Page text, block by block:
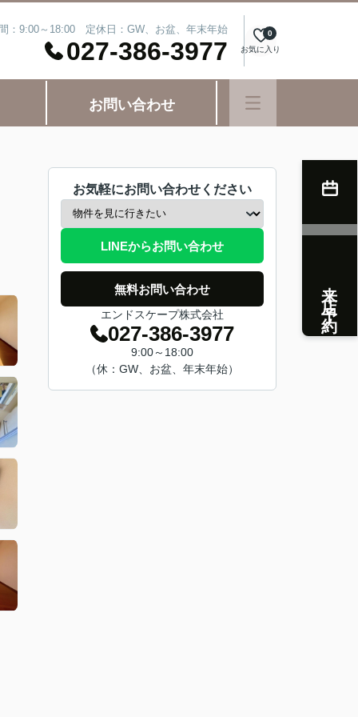
：9:00～18:00 定休日：GW、お盆、年末年始
027-386-3977 お気に入り
0
お問い合わせ
お気軽にお問い合わせください
LINEからお問い合わせ
無料お問い合わせ
エンドスケープ株式会社
027-386-3977
9:00～18:00
（休：GW、お盆、年末年始）
来店予約